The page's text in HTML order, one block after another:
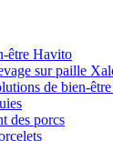
être Havito
sur paille
de bien-
des porcs